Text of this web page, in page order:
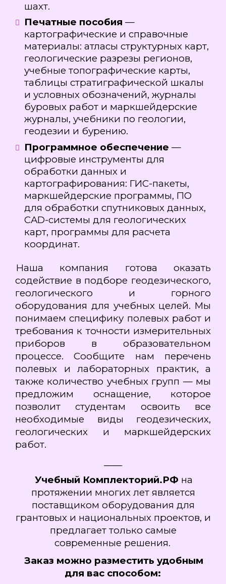
шахт.
Печатные пособия —
картографические и справочные
материалы: атласы структурных карт,
геологические разрезы регионов,
учебные топографические карты,
таблицы стратиграфической шкалы
и условных обозначений, журналы
буровых работ и маркшейдерские
журналы, учебники по геологии,
геодезии и бурению.
Программное обеспечение —
цифровые инструменты для
обработки данных и
картографирования: ГИС-пакеты,
маркшейдерские программы, ПО
для обработки спутниковых данных,
CAD-системы для геологических
карт, программы для расчета
координат.
Наша компания готова оказать
содействие в подборе геодезического,
геологического и горного
оборудования для учебных целей. Мы
понимаем специфику полевых работ и
требования к точности измерительных
приборов в образовательном
процессе. Сообщите нам перечень
полевых и лабораторных практик, а
также количество учебных групп — мы
предложим оснащение, которое
позволит студентам освоить все
необходимые виды геодезических,
геологических и маркшейдерских
работ.
Учебный Комплекторий.РФ на
протяжении многих лет является
поставщиком оборудования для
грантовых и национальных проектов, и
предлагает только самые
современные решения.
Заказ можно разместить удобным
для вас способом: